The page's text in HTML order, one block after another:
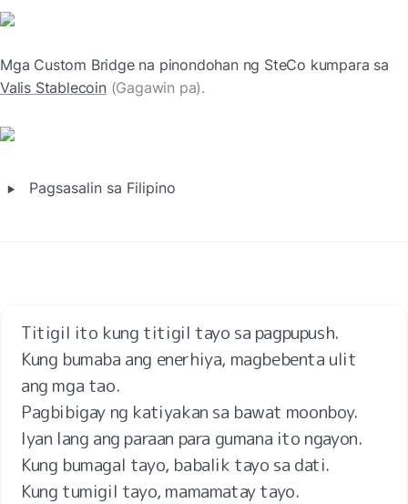
Valis Stablecoin (Gagawin pa).
‣ Pagsasalin sa Filipino
Titigil ito kung titigil tayo sa pagpupush.
Kung bumaba ang enerhiya, magbebenta ulit
ang mga tao.
Pagbibigay ng katiyakan sa bawat moonboy.
Iyan lang ang paraan para gumana ito ngayon.
Kung bumagal tayo, babalik tayo sa dati.
Kung tumigil tayo, mamamatay tayo.